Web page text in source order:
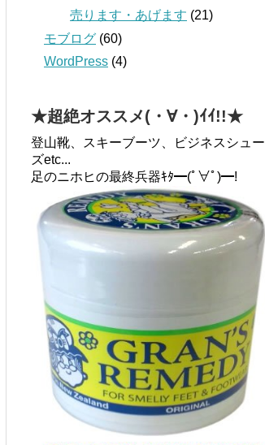
売ります・あげます (21)
モブログ (60)
WordPress (4)
★超絶オススメ(・∀・)ｲｲ!!★
登山靴、スキーブーツ、ビジネスシュー
ズetc...
足のニホヒの最終兵器ｷﾀ━(ﾟ∀ﾟ)━!